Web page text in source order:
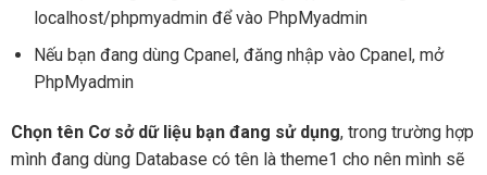
localhost/phpmyadmin để vào PhpMyadmin
Nếu bạn đang dùng Cpanel, đăng nhập vào Cpanel, mở
PhpMyadmin
Chọn tên Cơ sở dữ liệu bạn đang sử dụng, trong trường hợp
mình đang dùng Database có tên là theme1 cho nên mình sẽ